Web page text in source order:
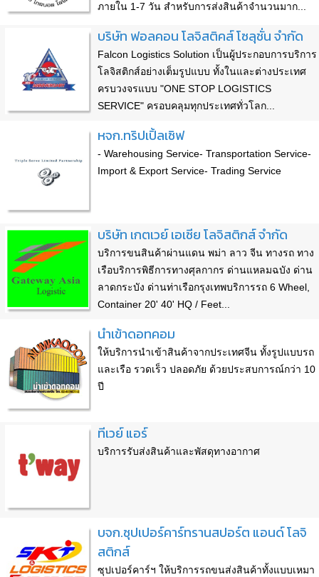
ภายใน 1-7 วัน สำหรับการส่งสินค้าจำนวนมาก...
บริษัท ฟอลคอน โลจิสติคส์ โซลุชั่น จำกัด
Falcon Logistics Solution เป็นผู้ประกอบการบริการ
โลจิสติกส์อย่างเต็มรูปแบบ ทั้งในและต่างประเทศ
ครบวงจรแบบ "ONE STOP LOGISTICS
SERVICE" ครอบคลุมทุกประเทศทั่วโลก...
หจก.ทริปเปิ้ลเซิฟ
- Warehousing Service- Transportation Service-
Import & Export Service- Trading Service
บริษัท เกตเวย์ เอเซีย โลจิสติกส์ จำกัด
บริการขนสินค้าผ่านแดน พม่า ลาว จีน ทางรถ ทาง
เรือบริการพิธีการทางศุลกากร ด่านแหลมฉบัง ด่าน
ลาดกระบัง ด่านท่าเรือกรุงเทพบริการรถ 6 Wheel,
Container 20' 40' HQ / Feet...
นำเข้าดอทคอม
ให้บริการนำเข้าสินค้าจากประเทศจีน ทั้งรูปแบบรถ
และเรือ รวดเร็ว ปลอดภัย ด้วยประสบการณ์กว่า 10
ปี
ทีเวย์ แอร์
บริการรับส่งสินค้าและพัสดุทางอากาศ
บจก.ซุปเปอร์คาร์ทรานสปอร์ต แอนด์ โลจิ
สติกส์
ซุปเปอร์คาร์ฯ ให้บริการรถขนส่งสินค้าทั้งแบบเหมา